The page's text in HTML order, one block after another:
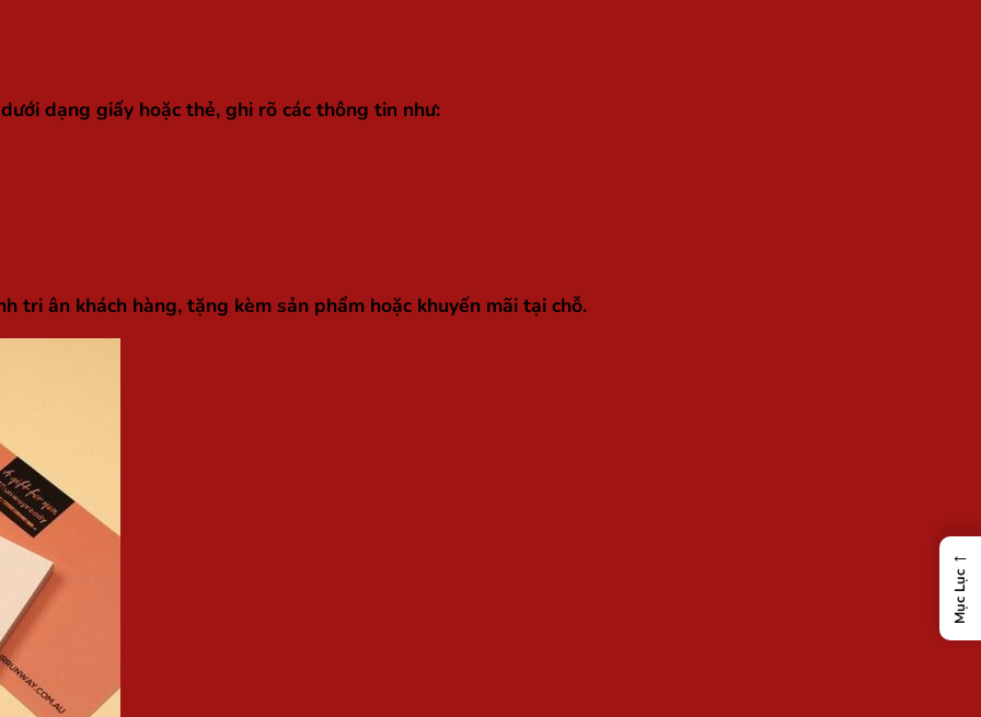
dạng giấy hoặc thẻ, ghi rõ các thông tin như:
tri ân khách hàng, tặng kèm sản phẩm hoặc khuyến mãi tại chỗ.
←
Mục Lục